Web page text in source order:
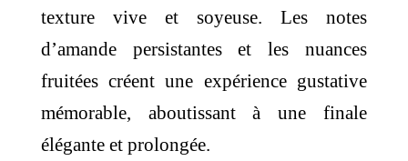
texture vive et soyeuse. Les notes
d’amande persistantes et les nuances
fruitées créent une expérience gustative
mémorable, aboutissant à une finale
élégante et prolongée.